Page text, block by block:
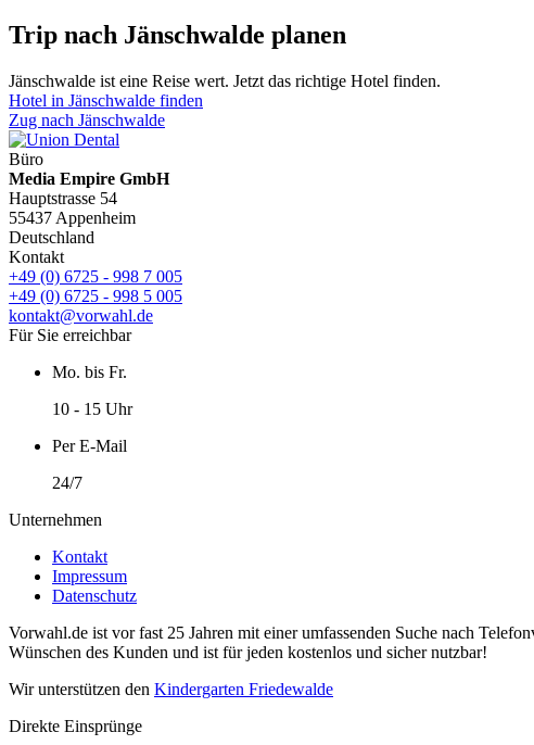
Trip nach Jänschwalde planen
Jänschwalde ist eine Reise wert. Jetzt das richtige Hotel finden.
Hotel in Jänschwalde finden
Zug nach Jänschwalde
Büro
Media Empire GmbH
Hauptstrasse 54
55437 Appenheim
Deutschland
Kontakt
+49 (0) 6725 - 998 7 005
+49 (0) 6725 - 998 5 005
kontakt@vorwahl.de
Für Sie erreichbar
Mo. bis Fr.
10 - 15 Uhr
Per E-Mail
24/7
Unternehmen
Kontakt
Impressum
Datenschutz
Vorwahl.de ist vor fast 25 Jahren mit einer umfassenden Suche nach
Wünschen des Kunden und ist für jeden kostenlos und sicher nutzbar!
Wir unterstützen den Kindergarten Friedewalde
Direkte Einsprünge